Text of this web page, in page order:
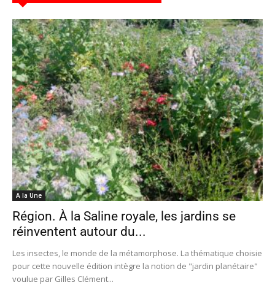
A la Une
Région. À la Saline royale, les jardins se
réinventent autour du...
Les insectes, le monde de la métamorphose. La thématique choisie
pour cette nouvelle édition intègre la notion de "jardin planétaire"
voulue par Gilles Clément...